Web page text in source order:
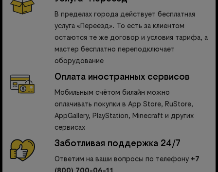
В пределах города действует бесплатная
услуга «Переезд». То есть за клиентом
остаются те же договор и условия тарифа, а
мастер бесплатно переподключает
оборудование
Оплата иностранных сервисов
Мобильным счётом билайн можно
оплачивать покупки в App Store, RuStore,
AppGallery, PlayStation, Minecraft и других
сервисах
Заботливая поддержка 24/7
Ответим на ваши вопросы по телефону +7